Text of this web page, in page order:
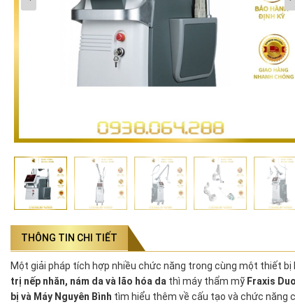
THÔNG TIN CHI TIẾT
Một giải pháp tích hợp nhiều chức năng trong cùng một thiết
trị nếp nhăn, nám da và lão hóa da thì máy thẩm mỹ Fraxis
bị và Máy Nguyên Bình tìm hiểu thêm về cấu tạo và chức năng